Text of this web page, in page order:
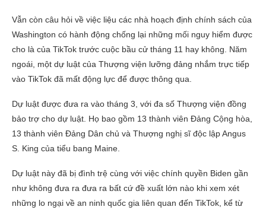
Vẫn còn câu hỏi về việc liệu các nhà hoạch định chính sách của
Washington có hành động chống lại những mối nguy hiểm được
cho là của TikTok trước cuộc bầu cử tháng 11 hay không. Năm
ngoái, một dự luật của Thượng viện lưỡng đảng nhắm trực tiếp
vào TikTok đã mất động lực để được thông qua.
Dự luật được đưa ra vào tháng 3, với đa số Thượng viện đồng
bảo trợ cho dự luật. Họ bao gồm 13 thành viên Đảng Cộng hòa,
13 thành viên Đảng Dân chủ và Thượng nghị sĩ độc lập Angus
S. King của tiểu bang Maine.
Dự luật này đã bị đình trệ cùng với việc chính quyền Biden gần
như không đưa ra đưa ra bất cứ đề xuất lớn nào khi xem xét
những lo ngại về an ninh quốc gia liên quan đến TikTok, kể từ